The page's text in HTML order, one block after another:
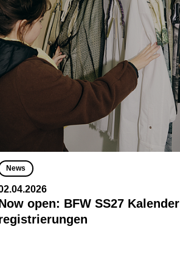
News
open: BFW SS27 Kalender